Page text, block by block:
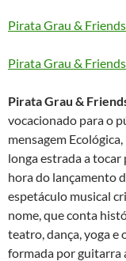
Pirata Grau &
Pirata Grau &
Pirata Grau &
vocacionado para o
mensagem
longa estrada a tocar
hora do lançamento
espetáculo musical
nome, que conta
teatro, dança, yoga e
formada por guitarra